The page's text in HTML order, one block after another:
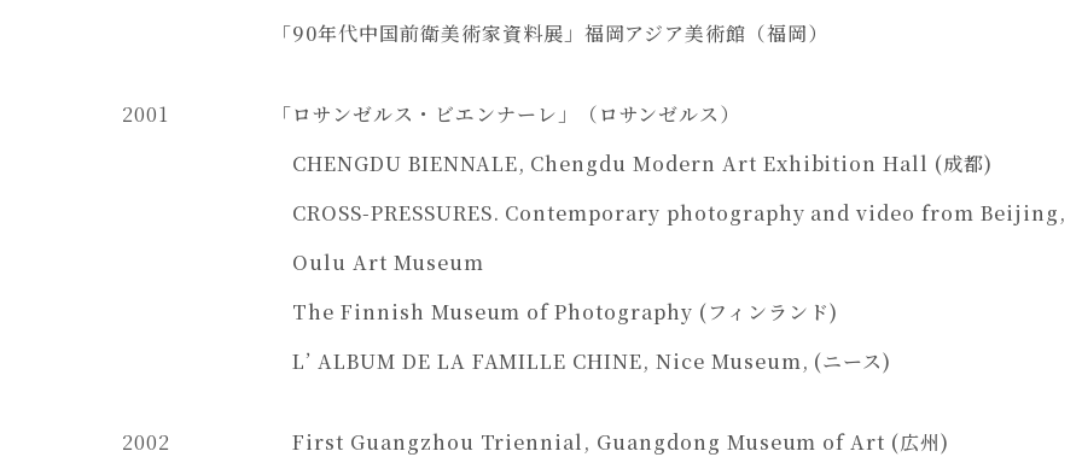
「90年代中国前衛美術家資料展」福岡アジア美術館（福岡）
2001
「ロサンゼルス・ビエンナーレ」（ロサンゼルス）
CHENGDU BIENNALE, Chengdu Modern Art Exhibition Hall (成都)
CROSS-PRESSURES. Contemporary photography and video from Beijing,
Oulu Art Museum
The Finnish Museum of Photography (フィンランド)
L’ ALBUM DE LA FAMILLE CHINE, Nice Museum, (ニース)
2002
First Guangzhou Triennial, Guangdong Museum of Art (広州)